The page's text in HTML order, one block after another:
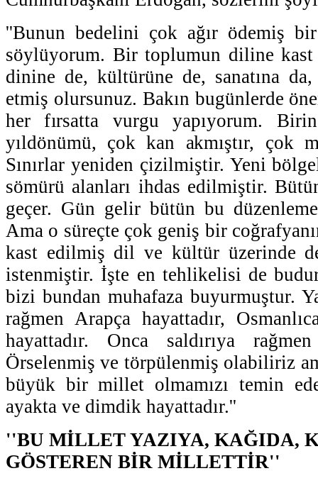
''Bunun bedelini çok ağır ödemiş
söylüyorum. Bir toplumun diline
dinine de, kültürüne de, sanatına
etmiş olursunuz. Bakın bugünlerde
her fırsatta vurgu yapıyorum.
yıldönümü, çok kan akmıştır, çok
Sınırlar yeniden çizilmiştir. Yeni
sömürü alanları ihdas edilmiştir.
geçer. Gün gelir bütün bu
Ama o süreçte çok geniş bir
kast edilmiş dil ve kültür üzerinde
istenmiştir. İşte en tehlikelisi de
bizi bundan muhafaza buyurmuştur.
rağmen Arapça hayattadır,
hayattadır. Onca saldırıya
Örselenmiş ve törpülenmiş olabiliriz
büyük bir millet olmamızı temin
ayakta ve dimdik hayattadır.''
''BU MİLLET YAZIYA, KAĞIDA,
GÖSTEREN BİR MİLLETTİR''